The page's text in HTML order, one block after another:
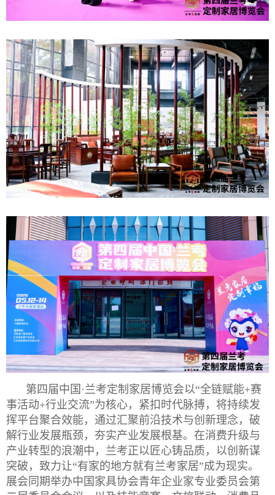
第四届中国·兰考定制家居博览会以“全链赋能+赛
事活动+行业交流”为核心， 紧扣时代脉搏，将持续发
挥平台聚合效能，通过汇聚前沿技术与创新理念，破
解行业发展瓶颈，夯实产业发展根基。在消费升级与
产业转型的浪潮中，兰考正以匠心铸品质，以创新谋
突破，致力让“有家的地方就有兰考家居”成为现实。
展会 同期举办中国家具协会青年企业家专业委员会第